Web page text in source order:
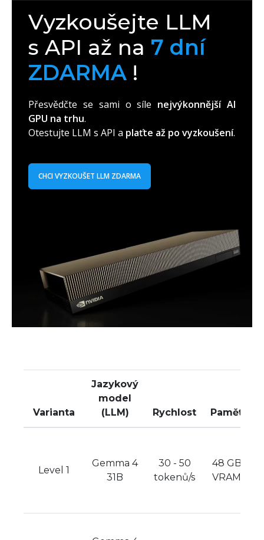
Vyzkoušejte LLM
s API až na 7 dní
ZDARMA !
Přesvědčte se sami o síle nejvýkonnější AI
GPU na trhu.
Otestujte LLM s API a plaťte až po vyzkoušení.
CHCI VYZKOUŠET LLM ZDARMA
Varianta
Jazykový
model
(LLM)
Rychlost Paměť
Level 1
Gemma 4
31B
30 - 50
tokenů/s
48 GB
VRAM